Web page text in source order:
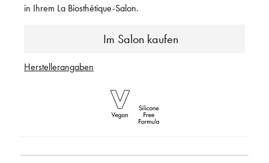
Im Salon kaufen
in Ihrem La Biosthétique-Salon.
Herstellerangaben